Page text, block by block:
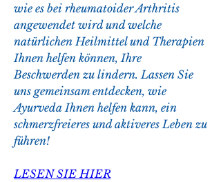
wie es bei rheumatoider Arthritis
angewendet wird und welche
natürlichen Heilmittel und Therapien
Ihnen helfen können, Ihre
Beschwerden zu lindern. Lassen Sie
uns gemeinsam entdecken, wie
Ayurveda Ihnen helfen kann, ein
schmerzfreieres und aktiveres Leben zu
führen!
LESEN SIE HIER